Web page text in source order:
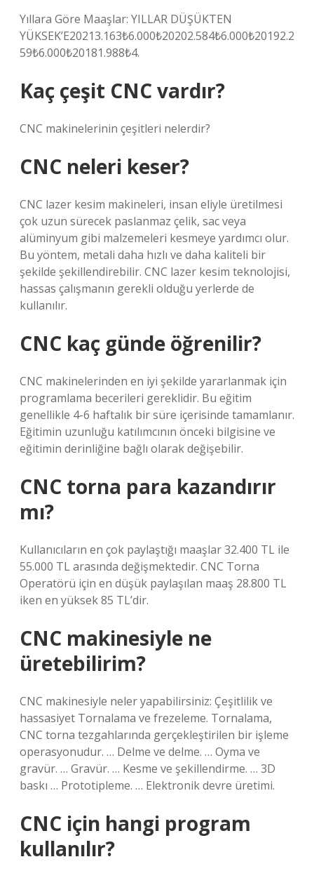
Yıllara Göre Maaşlar: YILLAR DÜŞÜKTEN
YÜKSEK’E20213.163₺6.000₺20202.584₺6.000₺20192.2
59₺6.000₺20181.988₺4.
Kaç çeşit CNC vardır?
CNC makinelerinin çeşitleri nelerdir?
CNC neleri keser?
CNC lazer kesim makineleri, insan eliyle üretilmesi
çok uzun sürecek paslanmaz çelik, sac veya
alüminyum gibi malzemeleri kesmeye yardımcı olur.
Bu yöntem, metali daha hızlı ve daha kaliteli bir
şekilde şekillendirebilir. CNC lazer kesim teknolojisi,
hassas çalışmanın gerekli olduğu yerlerde de
kullanılır.
CNC kaç günde öğrenilir?
CNC makinelerinden en iyi şekilde yararlanmak için
programlama becerileri gereklidir. Bu eğitim
genellikle 4-6 haftalık bir süre içerisinde tamamlanır.
Eğitimin uzunluğu katılımcının önceki bilgisine ve
eğitimin derinliğine bağlı olarak değişebilir.
CNC torna para kazandırır
mı?
Kullanıcıların en çok paylaştığı maaşlar 32.400 TL ile
55.000 TL arasında değişmektedir. CNC Torna
Operatörü için en düşük paylaşılan maaş 28.800 TL
iken en yüksek 85 TL’dir.
CNC makinesiyle ne
üretebilirim?
CNC makinesiyle neler yapabilirsiniz: Çeşitlilik ve
hassasiyet Tornalama ve frezeleme. Tornalama,
CNC torna tezgahlarında gerçekleştirilen bir işleme
operasyonudur. … Delme ve delme. … Oyma ve
gravür. … Gravür. … Kesme ve şekillendirme. … 3D
baskı … Prototipleme. … Elektronik devre üretimi.
CNC için hangi program
kullanılır?